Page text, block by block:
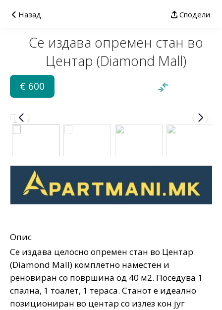
Назад Сподели
Се издава опремен стан во
Центар (Diamond Mall)
€ 600
Опис
Се издава целосно опремен стан во Центар
(Diamond Mall) комплетно наместен и
реновиран со површина од 40 м2. Поседува 1
спалнa, 1 тоалет, 1 терасa. Станот е идеално
позициониран во центар со излез кон југ